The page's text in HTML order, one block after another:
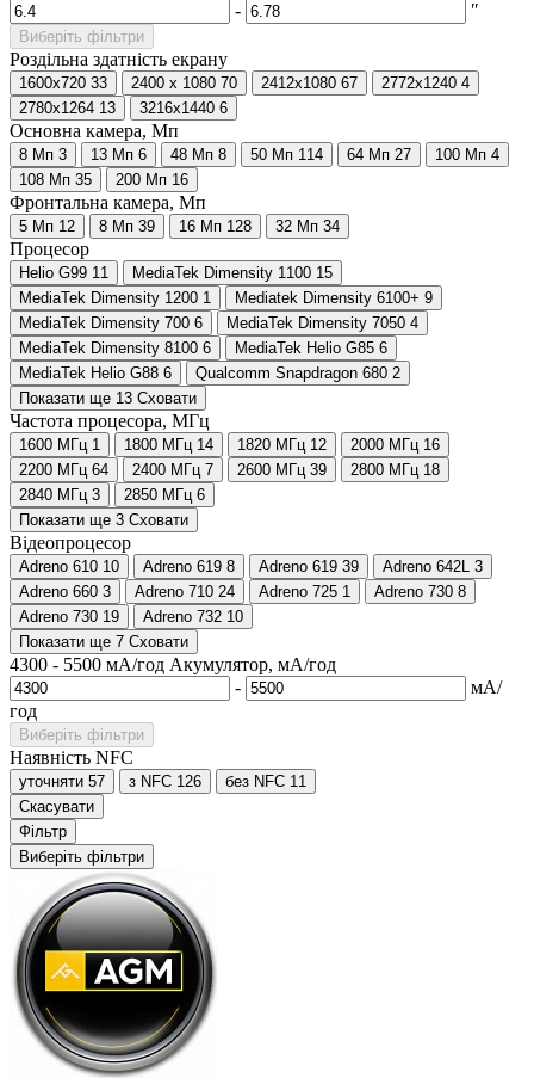
- ″
Виберіть фільтри
Роздільна здатність екрану
1600x720 33 2400 x 1080 70 2412х1080 67 2772x1240 4
2780x1264 13 3216x1440 6
Основна камера, Мп
8 Мп 3 13 Мп 6 48 Мп 8 50 Мп 114 64 Мп 27 100 Мп 4
108 Мп 35 200 Мп 16
Фронтальна камера, Мп
5 Мп 12 8 Мп 39 16 Мп 128 32 Мп 34
Процесор
Helio G99 11 MediaTek Dimensity 1100 15
MediaTek Dimensity 1200 1 Mediatek Dimensity 6100+ 9
MediaTek Dimensity 700 6 MediaTek Dimensity 7050 4
MediaTek Dimensity 8100 6 MediaTek Helio G85 6
MediaTek Helio G88 6 Qualcomm Snapdragon 680 2
Показати ще 13 Сховати
Частота процесора, МГц
1600 МГц 1 1800 МГц 14 1820 МГц 12 2000 МГц 16
2200 МГц 64 2400 МГц 7 2600 МГц 39 2800 МГц 18
2840 МГц 3 2850 МГц 6
Показати ще 3 Сховати
Відеопроцесор
Adreno 610 10 Adreno 619 8 Adreno 619 39 Adreno 642L
3
Adreno 660 3 Adreno 710 24 Adreno 725 1 Adreno 730 8
Adreno 730 19 Adreno 732 10
Показати ще 7 Сховати
4300 - 5500 мА/год Акумулятор, мА/год
-
мА/
год
Виберіть фільтри
Наявність NFC
уточняти 57 з NFC 126 без NFC 11
Скасувати
Фільтр
Виберіть фільтри